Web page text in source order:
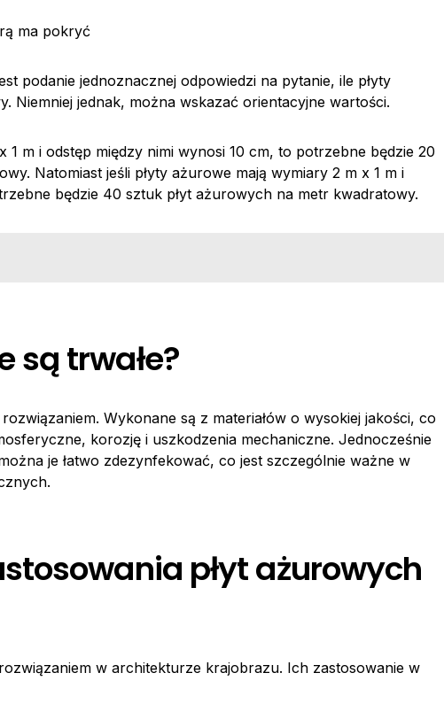
ma pokryć
podanie jednoznacznej odpowiedzi na pytanie, ile płyty
Niemniej jednak, można wskazać orientacyjne wartości.
1 m i odstęp między nimi wynosi 10 cm, to potrzebne będzie 20
Natomiast jeśli płyty ażurowe mają wymiary 2 m x 1 m i
będzie 40 sztuk płyt ażurowych na metr kwadratowy.
są trwałe?
Wykonane są z materiałów o wysokiej jakości, co
korozję i uszkodzenia mechaniczne. Jednocześnie
je łatwo zdezynfekować, co jest szczególnie ważne w
płyt ażurowych
w architekturze krajobrazu. Ich zastosowanie w